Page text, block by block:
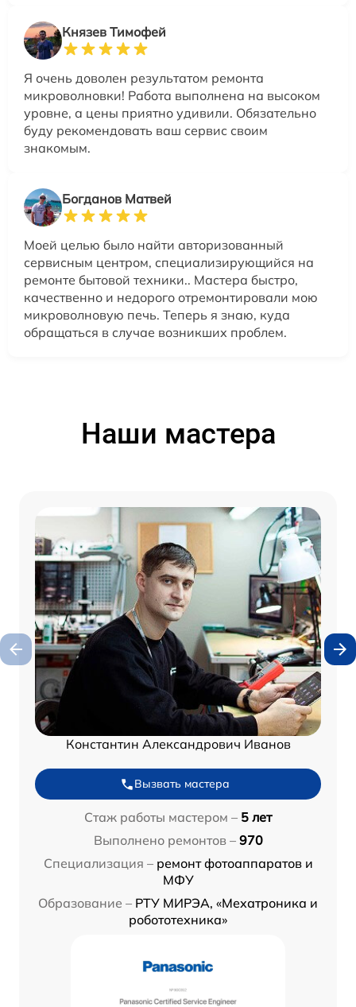
Князев Тимофей
Я очень доволен результатом ремонта
микроволновки! Работа выполнена на высоком
уровне, а цены приятно удивили. Обязательно
буду рекомендовать ваш сервис своим
знакомым.
Богданов Матвей
Моей целью было найти авторизованный
сервисным центром, специализирующийся на
ремонте бытовой техники.. Мастера быстро,
качественно и недорого отремонтировали мою
микроволновую печь. Теперь я знаю, куда
обращаться в случае возникших проблем.
Наши мастера
Константин Александрович Иванов
Вызвать мастера
Стаж работы мастером – 5 лет
Выполнено ремонтов – 970
Специализация – ремонт фотоаппаратов и
МФУ
Образование – РТУ МИРЭА, «Мехатроника и
робототехника»